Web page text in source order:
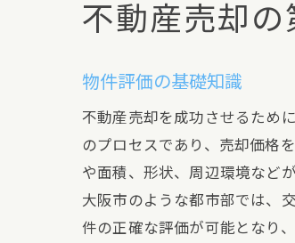
不動産売却
物件評価の基礎知識
不動産売却を成功させるため
のプロセスであり、売却価格
や面積、形状、周辺環境など
大阪市のような都市部では、
件の正確な評価が可能となり